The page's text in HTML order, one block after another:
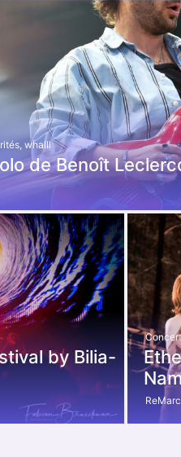
whalll
de Benoît
by Bilia-